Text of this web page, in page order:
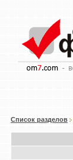
Список разделов